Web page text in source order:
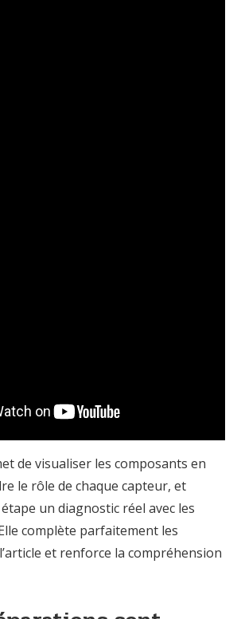
de visualiser les composants en
le rôle de chaque capteur, et
un diagnostic réel avec les
complète parfaitement les
et renforce la compréhension